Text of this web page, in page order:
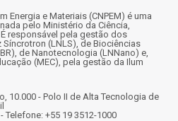
Energia e Materiais (CNPEM) é uma
pelo Ministério da Ciência,
responsável pela gestão dos
(LNLS), de Biociências
de Nanotecnologia (LNNano) e,
(MEC), pela gestão da Ilum
10.000 - Polo II de Alta Tecnologia de
Telefone: +55 19 3512-1000